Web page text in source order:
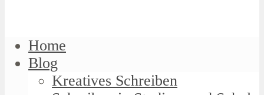
Home
Blog
Kreatives Schreiben